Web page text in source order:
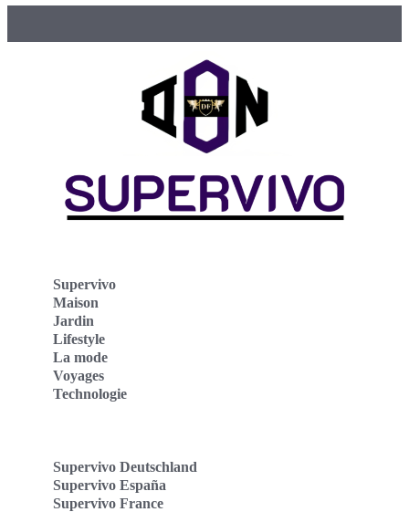
Supervivo
Maison
Jardin
Lifestyle
La mode
Voyages
Technologie
Supervivo Deutschland
Supervivo España
Supervivo France